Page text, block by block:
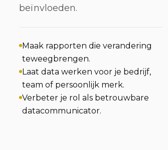
beïnvloeden.
Maak rapporten die verandering
teweegbrengen.
Laat data werken voor je bedrijf,
team of persoonlijk merk.
Verbeter je rol als betrouwbare
datacommunicator.